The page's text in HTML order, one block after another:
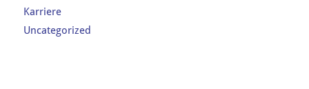
Karriere
Uncategorized